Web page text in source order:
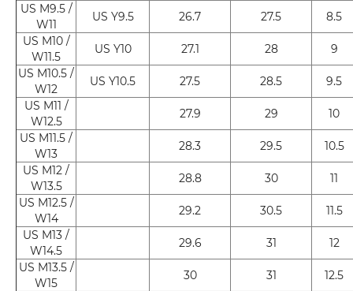
US M9.5 /
W11
US Y9.5 26.7 27.5
8.5
US M10 /
W11.5
US Y10 27.1 28
9
US M10.5 /
W12
US Y10.5 27.5 28.5
9.5
US M11 /
W12.5
27.9 29
10
US M11.5 /
W13
28.3 29.5
10.5
US M12 /
W13.5
28.8 30
11
US M12.5 /
W14
29.2 30.5
11.5
US M13 /
W14.5
29.6 31
12
US M13.5 /
W15
30 31
12.5